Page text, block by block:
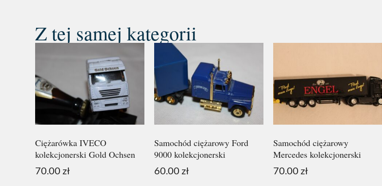
Z tej samej kategorii
Ciężarówka IVECO
kolekcjonerski Gold Ochsen
70.00 zł
Samochód ciężarowy Ford
9000 kolekcjonerski
60.00 zł
Samochód ciężarowy
Mercedes kolekcjonerski
70.00 zł